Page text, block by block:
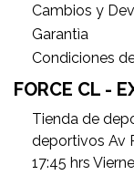
Cambios y
Garantìa
Condiciones
FORCE CL -
Tienda de
deportivos Av
17:45 hrs